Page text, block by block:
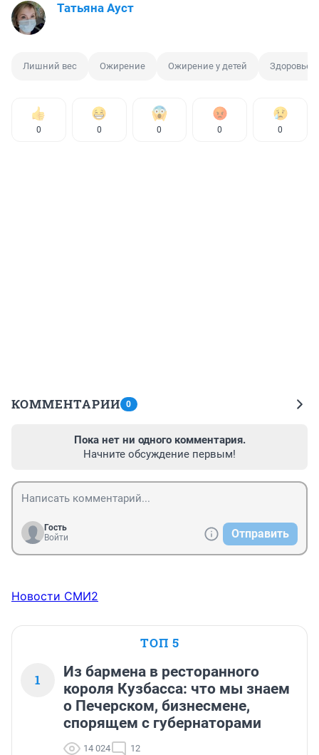
Татьяна Ауст
Лишний вес Ожирение Ожирение у детей Здоровье
0 0 0 0 0
КОММЕНТАРИИ 0
Пока нет ни одного комментария.
Начните обсуждение первым!
Гость
Войти
Отправить
Новости СМИ2
ТОП 5
1
Из бармена в ресторанного
короля Кузбасса: что мы знаем
о Печерском, бизнесмене,
спорящем с губернаторами
14 024 12